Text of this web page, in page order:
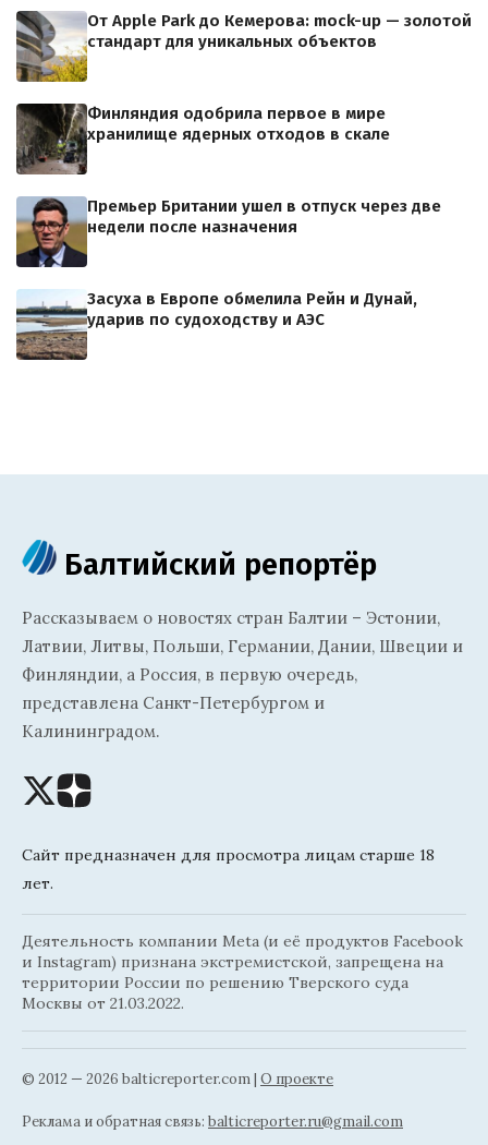
От Apple Park до Кемерова: mock-up — золотой
стандарт для уникальных объектов
Финляндия одобрила первое в мире
хранилище ядерных отходов в скале
Премьер Британии ушел в отпуск через две
недели после назначения
Засуха в Европе обмелила Рейн и Дунай,
ударив по судоходству и АЭС
Балтийский репортёр
Рассказываем о новостях стран Балтии – Эстонии,
Латвии, Литвы, Польши, Германии, Дании, Швеции и
Финляндии, а Россия, в первую очередь,
представлена Санкт-Петербургом и
Калининградом.
Сайт предназначен для просмотра лицам старше 18
лет.
Деятельность компании Meta (и её продуктов Facebook
и Instagram) признана экстремистской, запрещена на
территории России по решению Тверского суда
Москвы от 21.03.2022.
© 2012 — 2026 balticreporter.com | О проекте
Реклама и обратная связь: balticreporter.ru@gmail.com